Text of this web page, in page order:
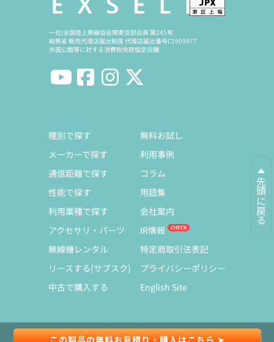
この製品の無料お見積り・購入はこちら ➤
先頭に戻る
一社)全国陸上無線協会関東支部会員 第245号
総務省 販売代理店届出制度 代理店届出番号C1909977
外国公館等に対する消費税免除指定店舗
種別で探す
メーカーで探す
通信距離で探す
性能で探す
利用業種で探す
アクセサリ・パーツ
無線機レンタル
リースする(サブスク)
中古で購入する
無料お試し
利用事例
コラム
用語集
会社案内
IR情報
特定商取引法表記
プライバシーポリシー
English Site